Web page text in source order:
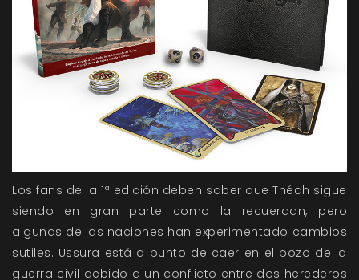
Los fans de la 1ª edición deben saber que Théah sigue
siendo en gran parte como la recuerdan, pero
algunas de las naciones han experimentado cambios
sutiles. Ussura está a punto de caer en el pozo de la
guerra civil debido a un conflicto entre dos herederos